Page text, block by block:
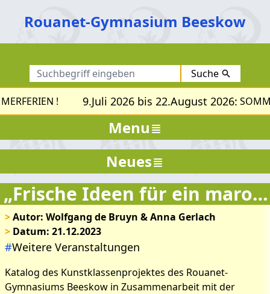
Rouanet-Gymnasium Beeskow
Suche
! 9.Juli 2026 bis 22.August 2026:
Menu
„Frische Ideen für ein marodes Gemäuer“
>Autor: Wolfgang de Bruyn & Anna Gerlach
> Datum: 21.12.2023
#Weitere Veranstaltungen
Katalog des Kunstklassenprojektes des Rouanet-
Gymnasiums Beeskow in Zusammenarbeit mit der
Neues